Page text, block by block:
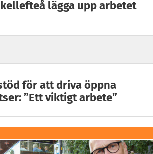
lägga upp arbetet
för att driva öppna
”Ett viktigt arbete”